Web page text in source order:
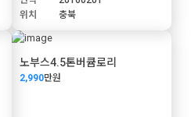
위치
충북
노부스4.5톤버큠로리
2,990만원